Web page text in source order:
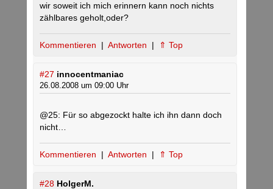
wir soweit ich mich erinnern kann noch nichts
zählbares geholt,oder?
Kommentieren | Antworten | ⇑ Top
#27 innocentmaniac
26.08.2008 um 09:00 Uhr
@25: Für so abgezockt halte ich ihn dann doch
nicht…
Kommentieren | Antworten | ⇑ Top
#28 HolgerM.